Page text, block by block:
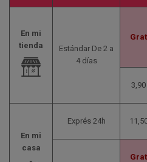
En mi
tienda
Estándar De 2 a
4 días
En mi
casa
Exprés 24h